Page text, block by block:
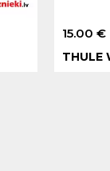
15.00 €
THULE